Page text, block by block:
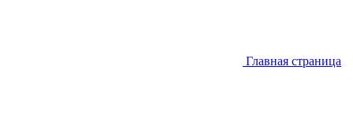
Главная страница